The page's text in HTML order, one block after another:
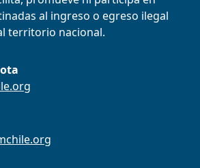
al ingreso o egreso ilegal
territorio nacional.